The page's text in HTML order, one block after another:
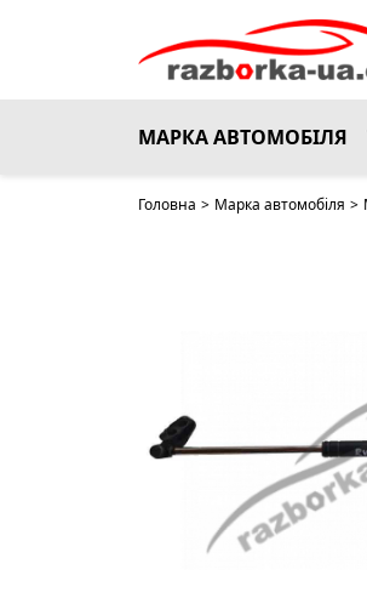
МАРКА АВТОМОБІЛЯ
Головна > Марка автомобіля >